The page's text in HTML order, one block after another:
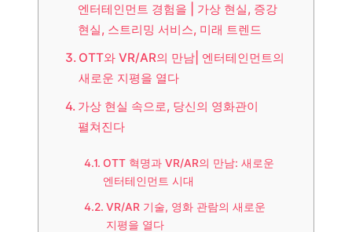
엔터테인먼트 경험을 | 가상 현실, 증강
현실, 스트리밍 서비스, 미래 트렌드
OTT와 VR/AR의 만남| 엔터테인먼트의
새로운 지평을 열다
가상 현실 속으로, 당신의 영화관이
펼쳐진다
OTT 혁명과 VR/AR의 만남: 새로운
엔터테인먼트 시대
VR/AR 기술, 영화 관람의 새로운
지평을 열다